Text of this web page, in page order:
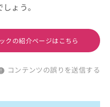
ょう。
クの紹介ページはこちら
コンテンツの誤りを送信する